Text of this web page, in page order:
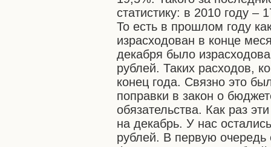
статистику: в 2010 году –
То есть в прошлом году
израсходован в конце
декабря было
рублей. Таких расходов,
конец года. Связно это
поправки в закон о
обязательства. Как раз
на декабрь. У нас
рублей. В первую очередь